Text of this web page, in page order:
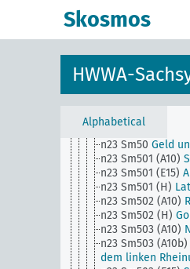
Skosmos
HWWA-
Alphabetical
n23 Sm101
mehrfacher
Schutz
Fälschung)
n23 Sm50 Geld
n23 Sm501 (A10)
n23 Sm501 (E15)
n23 Sm501 (H)
n23 Sm502 (A10)
n23 Sm502 (H)
n23 Sm503 (A10)
n23 Sm503 (A10b)
dem linken